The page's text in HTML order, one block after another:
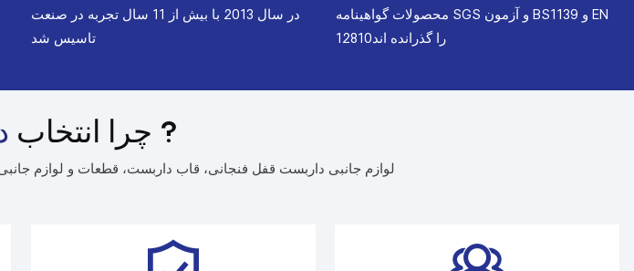
تاسیس شد
را گذرانده اند12810
چرا انتخاب ?
لوازم جانبی داربست قفل فنجانی، قاب داربست، قطعات و لوازم